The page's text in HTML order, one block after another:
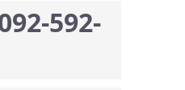
592-